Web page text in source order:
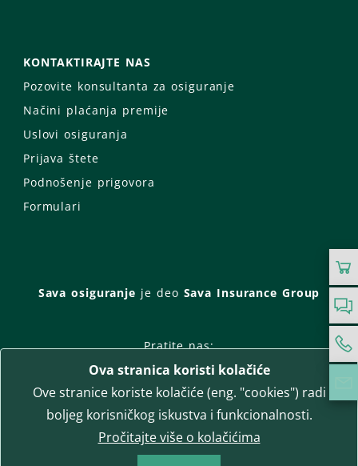
KONTAKTIRAJTE NAS
Pozovite konsultanta za osiguranje
Načini plaćanja premije
Uslovi osiguranja
Prijava štete
Podnošenje prigovora
Formulari
Sava osiguranje je deo Sava Insurance Group
Pratite nas:
Facebook
Instagram
LinkedIn
Twitter
YouTube
WhatsApp
T-media d.o.o. | napredne komunikacije
Ova stranica koristi kolačiće
Ove stranice koriste kolačiće (eng. "cookies") radi
boljeg korisničkog iskustva i funkcionalnosti.
Pročitajte više o kolačićima